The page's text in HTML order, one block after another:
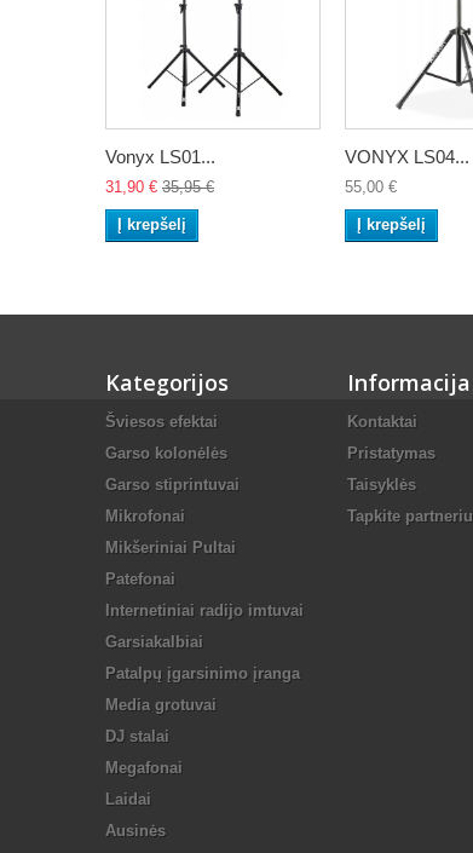
Vonyx LS01...
31,90 € 35,95 €
Į krepšelį
VONYX LS04...
55,00 €
Į krepšelį
Kategorijos
Šviesos efektai
Garso kolonėlės
Garso stiprintuvai
Mikrofonai
Mikšeriniai Pultai
Patefonai
Internetiniai radijo imtuvai
Garsiakalbiai
Patalpų įgarsinimo įranga
Media grotuvai
DJ stalai
Megafonai
Laidai
Ausinės
Informacija
Kontaktai
Pristatymas
Taisyklės
Tapkite partneriu